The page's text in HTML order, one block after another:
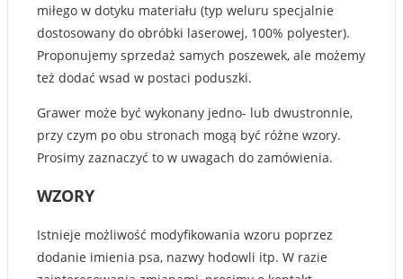
miłego w dotyku materiału (typ weluru specjalnie
dostosowany do obróbki laserowej, 100% polyester).
Proponujemy sprzedaż samych poszewek, ale możemy
też dodać wsad w postaci poduszki.
Grawer może być wykonany jedno- lub dwustronnie,
przy czym po obu stronach mogą być różne wzory.
Prosimy zaznaczyć to w uwagach do zamówienia.
WZORY
Istnieje możliwość modyfikowania wzoru poprzez
dodanie imienia psa, nazwy hodowli itp. W razie